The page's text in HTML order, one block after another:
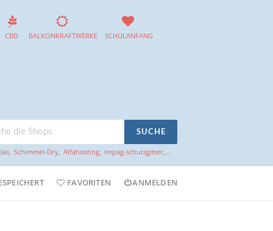
CBD BALKONKRAFTWERKE SCHULANFANG
SUCHE
, Schimmel-Dry, Alfahosting, impag-schutzgitter,...
FAVORITEN ANMELDEN